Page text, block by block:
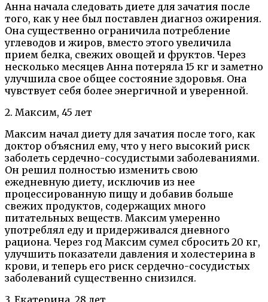
Анна начала следовать диете для зачатия после
того, как у нее был поставлен диагноз ожирения.
Она существенно ограничила потребление
углеводов и жиров, вместо этого увеличила
прием белка, свежих овощей и фруктов. Через
несколько месяцев Анна потеряла 15 кг и заметно
улучшила свое общее состояние здоровья. Она
чувствует себя более энергичной и уверенной.
2. Максим, 45 лет
Максим начал диету для зачатия после того, как
доктор объяснил ему, что у него высокий риск
заболеть сердечно-сосудистыми заболеваниями.
Он решил полностью изменить свою
ежедневную диету, исключив из нее
процессированную пищу и добавив больше
свежих продуктов, содержащих много
питательных веществ. Максим умеренно
употреблял еду и придерживался дневного
рациона. Через год Максим сумел сбросить 20 кг,
улучшить показатели давления и холестерина в
крови, и теперь его риск сердечно-сосудистых
заболеваний существенно снизился.
3. Екатерина, 28 лет